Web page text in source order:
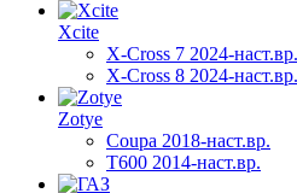
Xcite
X-Cross 7 2024-наст.вр.
X-Cross 8 2024-наст.вр.
Zotye
Coupa 2018-наст.вр.
T600 2014-наст.вр.